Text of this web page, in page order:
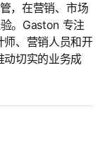
，在营销、市场
。Gaston 专注
师、营销人员和开
动切实的业务成